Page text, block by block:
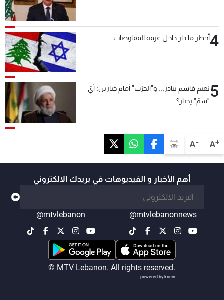
A+
A-
4أخطر ما دار داخل غرفة المفاوضات
5نعيم قاسم يبادر... و"الحزب" أمام خيارين: أيّ
"سمّ" يختار؟
أهم الأخبار و الفيديوهات في بريدك الالكتروني
@mtvlebanonnews
@mtvlebanon
© MTV Lebanon. All rights reserved.
powered by koein